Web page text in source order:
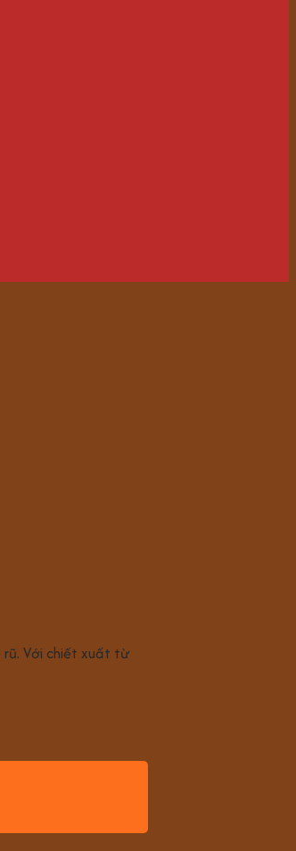
rũ. Với chiết xuất từ